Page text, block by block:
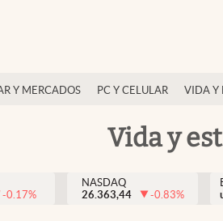
Y MERCADOS PC Y CELULAR VIDA Y
Vida y
-0.17%
NASDAQ
26.363,44
-0.83%